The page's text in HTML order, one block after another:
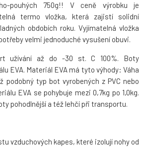
pouhých 750g!! V ceně výrobku je
termo vložka, která zajistí solidní
obdobích roku. Vyjímatelná vložka
velmi jednoduché vysušení obuvi.
užívání až do -30 st. C 100%. Boty
EVA. Materiál EVA má tyto výhody: Váha
podobný typ bot vyrobených z PVC nebo
EVA se pohybuje mezi 0,7kg po 1,0kg.
pohodlnější a též lehčí při transportu.
vzduchových kapes, které izolují nohy od